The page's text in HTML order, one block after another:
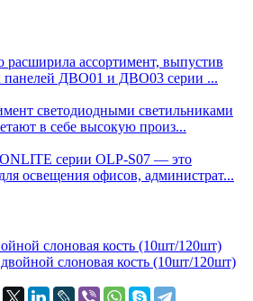
ассортимент, выпустив
панелей ДВО01 и ДВО03 серии ...
светодиодными светильниками
в себе высокую произ...
серии OLP-S07 — это
освещения офисов, администрат...
слоновая кость (10шт/120шт)